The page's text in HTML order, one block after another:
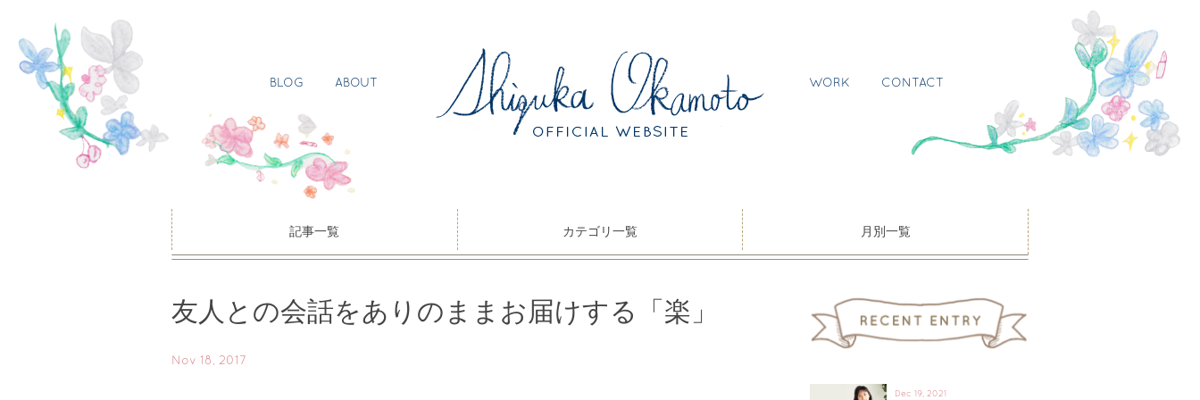
BLOG ABOUT WORK CONTACT
記事一覧 カテゴリ一覧 月別一覧
友人との会話をありのままお届けする「楽」
Nov 18, 2017
Dec 19, 2021